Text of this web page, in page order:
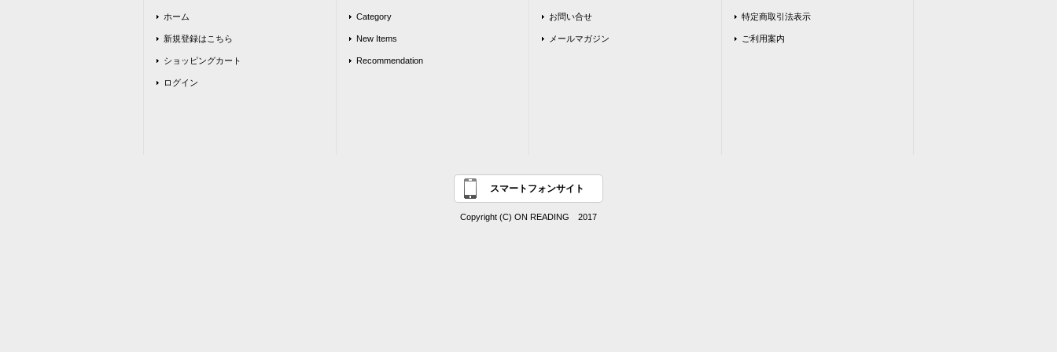
ホーム
新規登録はこちら
ショッピングカート
ログイン
Category
New Items
Recommendation
お問い合せ
メールマガジン
特定商取引法表示
ご利用案内
スマートフォンサイト
Copyright (C) ON READING 2017